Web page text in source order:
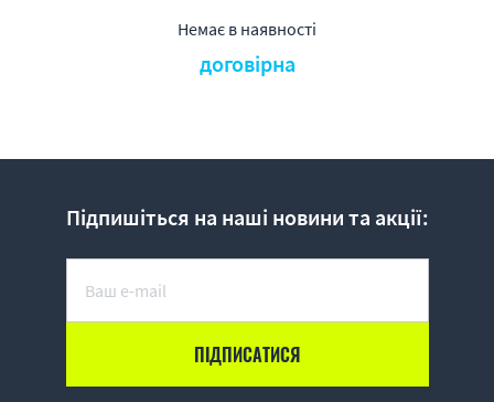
Немає в наявності
договірна
Підпишіться на наші новини та акції: